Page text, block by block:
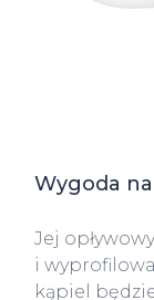
Wygoda
Jej
i
kąpiel